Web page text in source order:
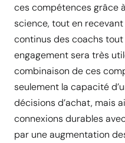
ces compétences grâce
science, tout en
continus des coachs tout
engagement sera très
combinaison de ces
seulement la capacité
décisions d’achat, mais
connexions durables
par une augmentation